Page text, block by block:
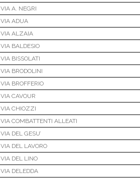
VIA A. NEGRI
VIA ADUA
VIA ALZAIA
VIA BALDESIO
VIA BISSOLATI
VIA BRODOLINI
VIA BROFFERIO
VIA CAVOUR
VIA CHIOZZI
VIA COMBATTENTI ALLEATI
VIA DEL GESU’
VIA DEL LAVORO
VIA DEL LINO
VIA DELEDDA